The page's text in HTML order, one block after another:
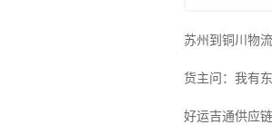
苏州到铜川物
货主问：我有
好运吉通供应